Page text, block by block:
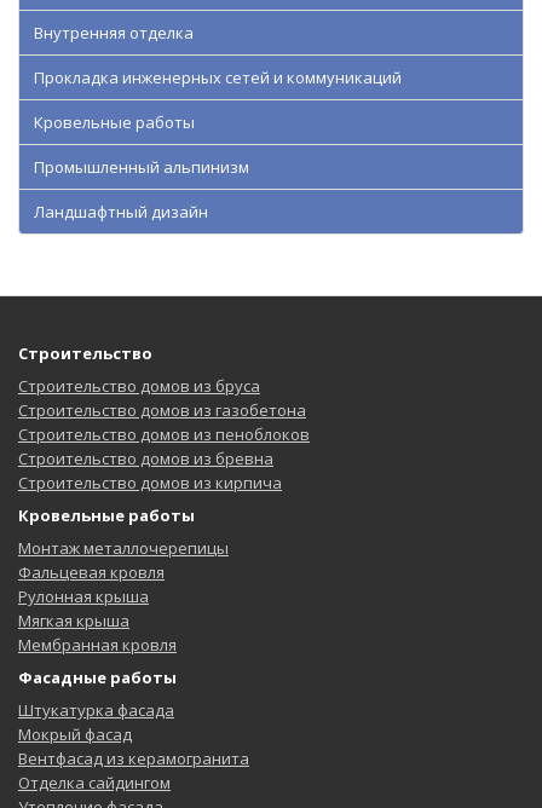
Внутренняя отделка
Прокладка инженерных сетей и коммуникаций
Кровельные работы
Промышленный альпинизм
Ландшафтный дизайн
Строительство
Строительство домов из бруса
Строительство домов из газобетона
Строительство домов из пеноблоков
Строительство домов из бревна
Строительство домов из кирпича
Кровельные работы
Монтаж металлочерепицы
Фальцевая кровля
Рулонная крыша
Мягкая крыша
Мембранная кровля
Фасадные работы
Штукатурка фасада
Мокрый фасад
Вентфасад из керамогранита
Отделка сайдингом